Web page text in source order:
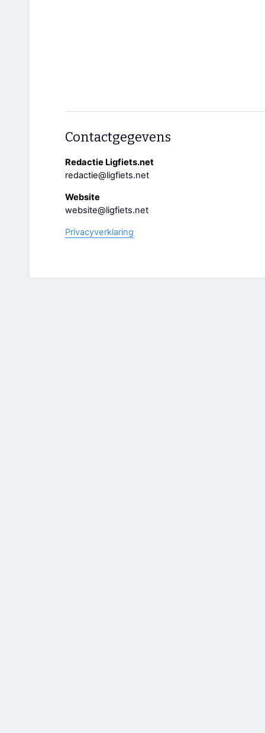
Contactgegevens
Redactie Ligfiets.net
redactie@ligfiets.net
Website
website@ligfiets.net
Privacyverklaring